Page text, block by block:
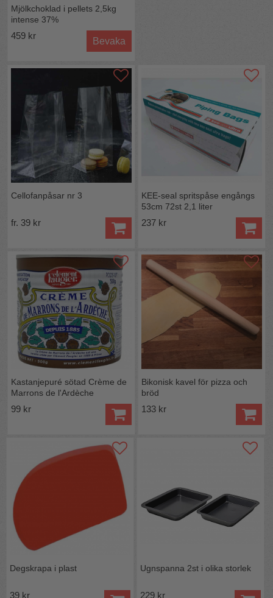
Mjölkchoklad i pellets 2,5kg
intense 37%
459 kr
Bevaka
Cellofanpåsar nr 3
fr. 39 kr
KEE-seal spritspåse engångs
53cm 72st 2,1 liter
237 kr
Kastanjepuré sötad Crème de
Marrons de l'Ardèche
99 kr
Bikonisk kavel för pizza och
bröd
133 kr
Degskrapa i plast
39 kr
Ugnspanna 2st i olika storlek
229 kr